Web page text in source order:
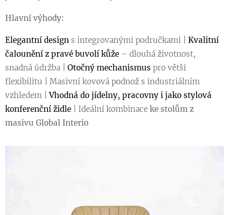
Hlavní výhody:
Elegantní design s integrovanými područkami | Kvalitní
čalounění z pravé buvolí kůže – dlouhá životnost,
snadná údržba | Otočný mechanismus pro větší
flexibilitu | Masivní kovová podnož s industriálním
vzhledem |Vhodná do jídelny, pracovny i jako stylová
konferenční židle | Ideální kombinace ke stolům z
masivu Global Interio